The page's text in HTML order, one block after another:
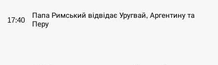
17:40
Папа Римський відвідає Уругвай, Аргентину та
Перу